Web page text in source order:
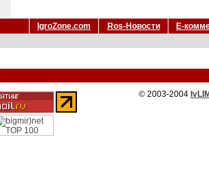
IgroZone.com Ros-Новости
Е-
© 2003-2004